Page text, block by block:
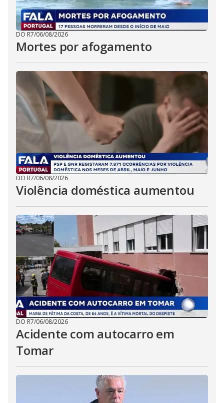
DO R7/06/08/2026
Mortes por afogamento
DO R7/06/08/2026
Violência doméstica aumentou
DO R7/06/08/2026
Acidente com autocarro em
Tomar